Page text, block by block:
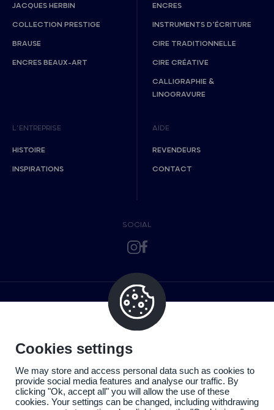
JACQUES HERBIN
COLLECTION PRESTIGE
BRAUSE
ENCRES BEAUX-ART
ENCRES
INSTRUMENTS D’ÉCRITURE
CIRE TRADITIONNELLE
CIRE CRÉATIVE
CALLIGRAPHIE &
LINOGRAVURE
L’ENTREPRISE
HISTOIRE
INSPIRATIONS
AIDE
REVENDEURS
CONTACT
SOCIAL
Cookies settings
We may store and access personal data such as cookies to
provide social media features and analyse our traffic. By
clicking "Ok, accept all" you will allow the use of these
cookies. Your settings can be changed, including withdrawing